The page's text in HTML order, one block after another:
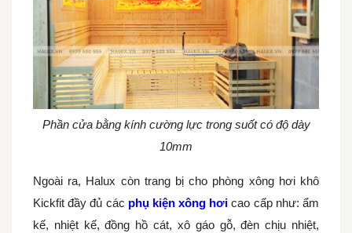
Phần cửa bằng kính cường lực trong suốt có độ dày
10mm
Ngoài ra, Halux còn trang bị cho phòng xông hơi khô
Kickfit đầy đủ các phụ kiện xông hơi cao cấp như: ẩm
kế, nhiệt kế, đồng hồ cát, xô gáo gỗ, đèn chịu nhiệt,